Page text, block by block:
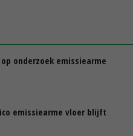
onderzoek emissiearme
emissiearme vloer blijft